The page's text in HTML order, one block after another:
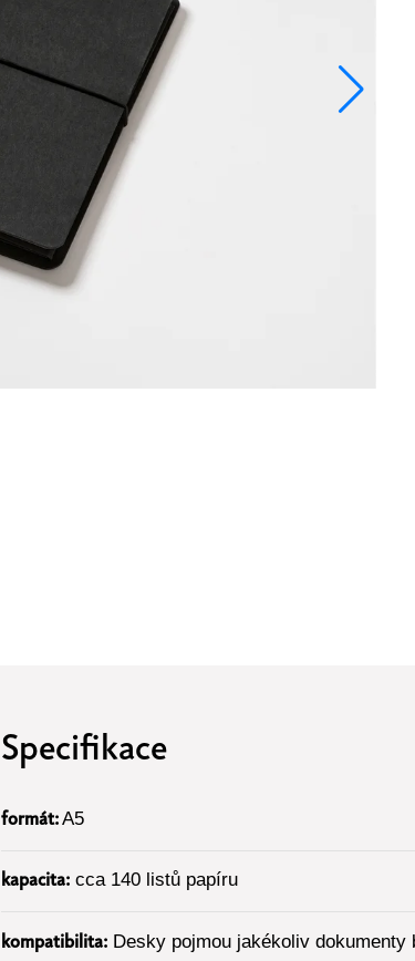
Specifikace
formát:A5
kapacita:cca 140 listů papíru
kompatibilita:Desky pojmou jakékoliv